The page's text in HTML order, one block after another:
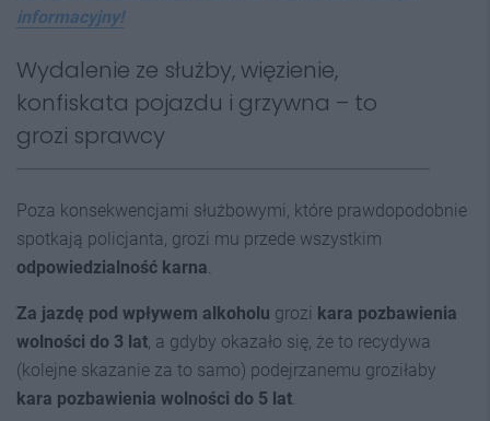
informacyjny!
Wydalenie ze służby, więzienie,
konfiskata pojazdu i grzywna – to
grozi sprawcy
Poza konsekwencjami służbowymi, które prawdopodobnie
spotkają policjanta, grozi mu przede wszystkim
odpowiedzialność karna
Za jazdę pod wpływem alkoholu grozi kara pozbawienia
wolności do 3 lat , a gdyby okazało się, że to recydywa
(kolejne skazanie za to samo) podejrzanemu groziłaby
kara pozbawienia wolności do 5 lat